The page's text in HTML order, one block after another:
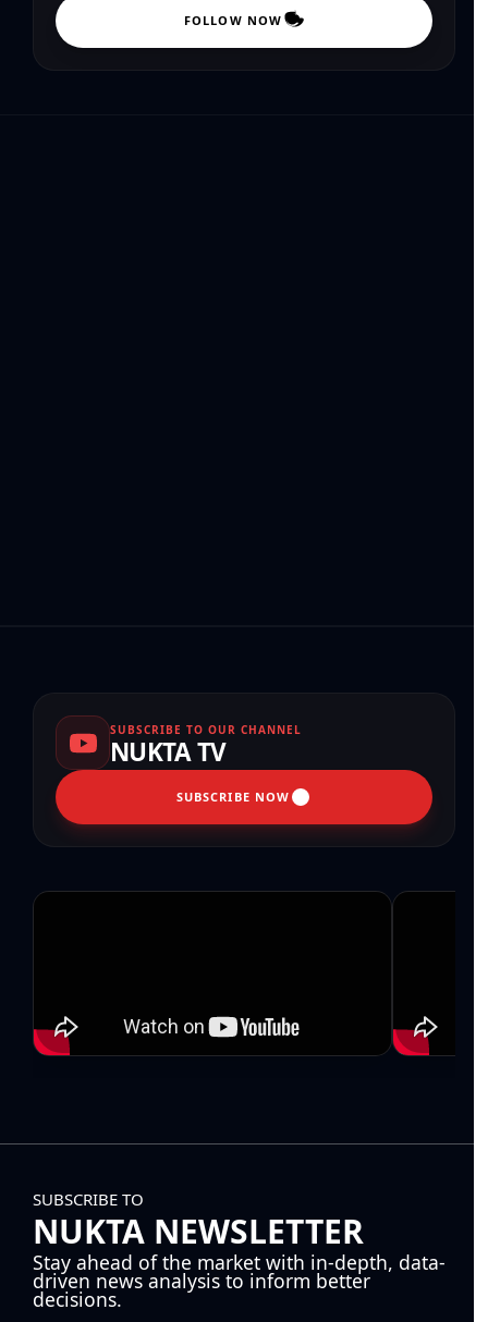
FOLLOW NOW
SUBSCRIBE TO OUR CHANNEL
NUKTA TV
SUBSCRIBE NOW
SUBSCRIBE TO
NUKTA NEWSLETTER
Stay ahead of the market with in-depth, data-
driven news analysis to inform better
decisions.